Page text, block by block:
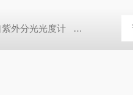
外分光光度计 蔡司